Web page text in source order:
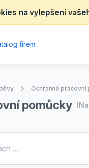
na vylepšení
firem
Ochranné pracovní
pomůcky